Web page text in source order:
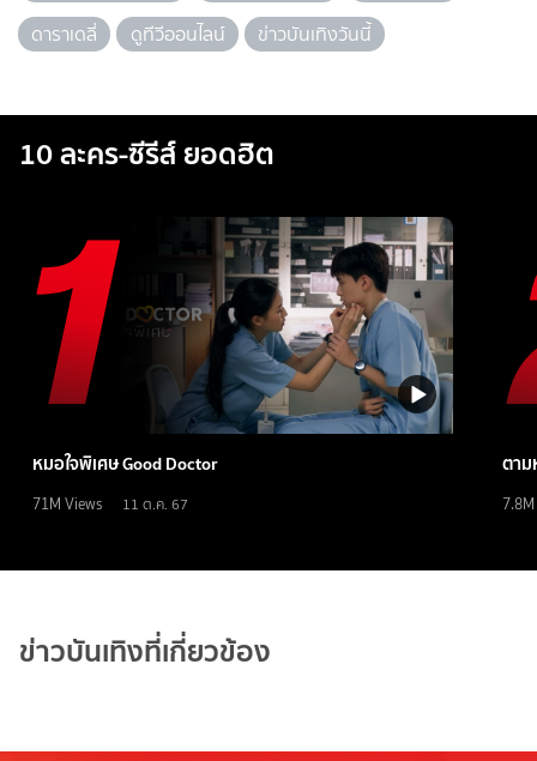
ดาราเดลี่
ดูทีวีออนไลน์ ข่าวบันเทิงวันนี้
10 ละคร-ซีรีส์ ยอดฮิต
หมอใจพิเศษ Good Doctor
71M Views 11 ต.ค. 67
ตาม
7.8M
ข่าวบันเทิงที่เกี่ยวข้อง